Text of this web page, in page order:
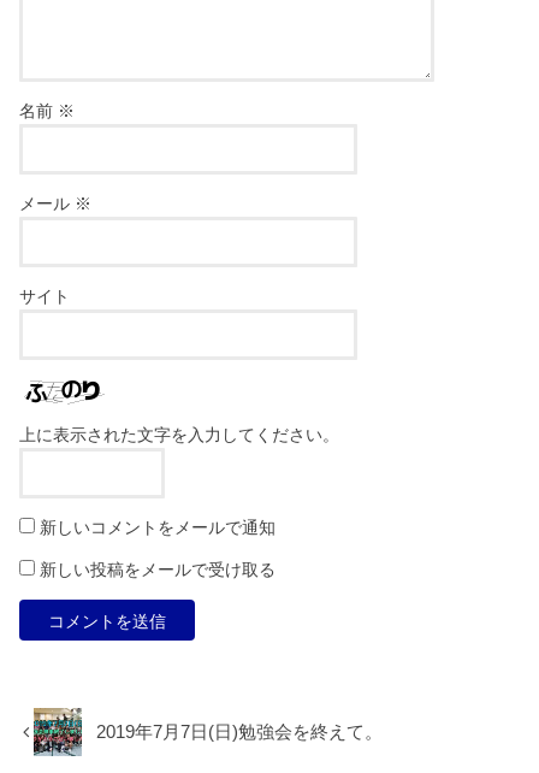
名前 ※
メール ※
サイト
上に表示された文字を入力してください。
新しいコメントをメールで通知
新しい投稿をメールで受け取る
2019年7月7日(日)勉強会を終えて。